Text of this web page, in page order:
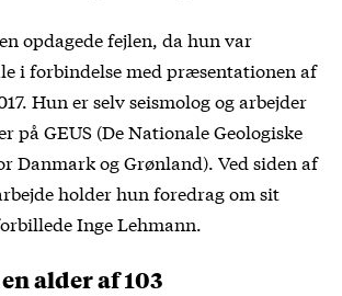
opdagede fejlen, da hun var
i forbindelse med præsentationen af
Hun er selv seismolog og arbejder
på GEUS (De Nationale Geologiske
Danmark og Grønland). Ved siden af
holder hun foredrag om sit
Inge Lehmann.
alder af 103